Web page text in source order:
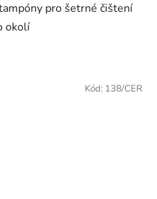
pro šetrné čištení
okolí
Kód: 138/CER